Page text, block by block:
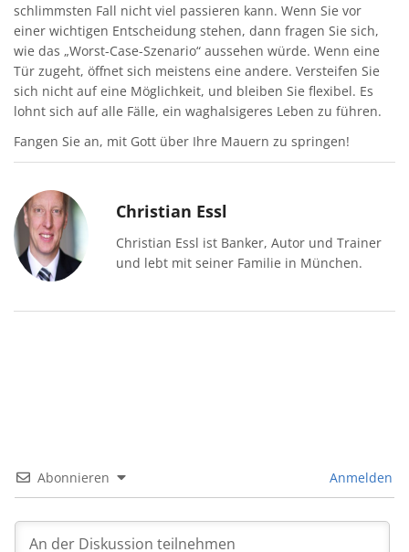
schlimmsten Fall nicht viel passieren kann. Wenn Sie vor
einer wichtigen Entscheidung stehen, dann fragen Sie sich,
wie das „Worst-Case-Szenario“ aussehen würde. Wenn eine
Tür zugeht, öffnet sich meistens eine andere. Versteifen Sie
sich nicht auf eine Möglichkeit, und bleiben Sie flexibel. Es
lohnt sich auf alle Fälle, ein waghalsigeres Leben zu führen.
Fangen Sie an, mit Gott über Ihre Mauern zu springen!
Christian Essl
Christian Essl ist Banker, Autor und Trainer
und lebt mit seiner Familie in München.
Abonnieren Anmelden